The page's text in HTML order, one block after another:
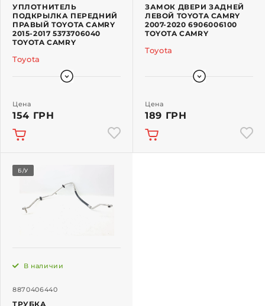
УПЛОТНИТЕЛЬ
ПОДКРЫЛКА ПЕРЕДНИЙ
ПРАВЫЙ TOYOTA CAMRY
2015-2017 5373706040
TOYOTA CAMRY
Toyota
Цена
154 ГРН
ЗАМОК ДВЕРИ ЗАДНЕЙ
ЛЕВОЙ TOYOTA CAMRY
2007-2020 6906006100
TOYOTA CAMRY
Toyota
Цена
189 ГРН
Б/У
8870406440
В наличии
ТРУБКА